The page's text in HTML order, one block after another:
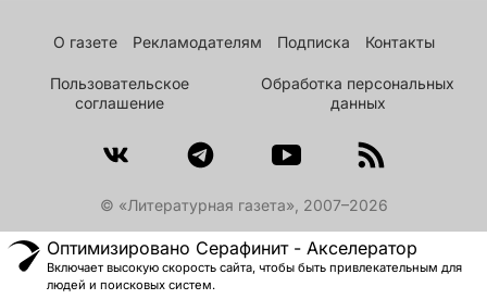
О газете Рекламодателям Подписка Контакты
Пользовательское
соглашение
Обработка персональных
данных
© «Литературная газета», 2007–2026
Оптимизировано Серафинит - Акселератор
Включает высокую скорость сайта, чтобы быть привлекательным для
людей и поисковых систем.